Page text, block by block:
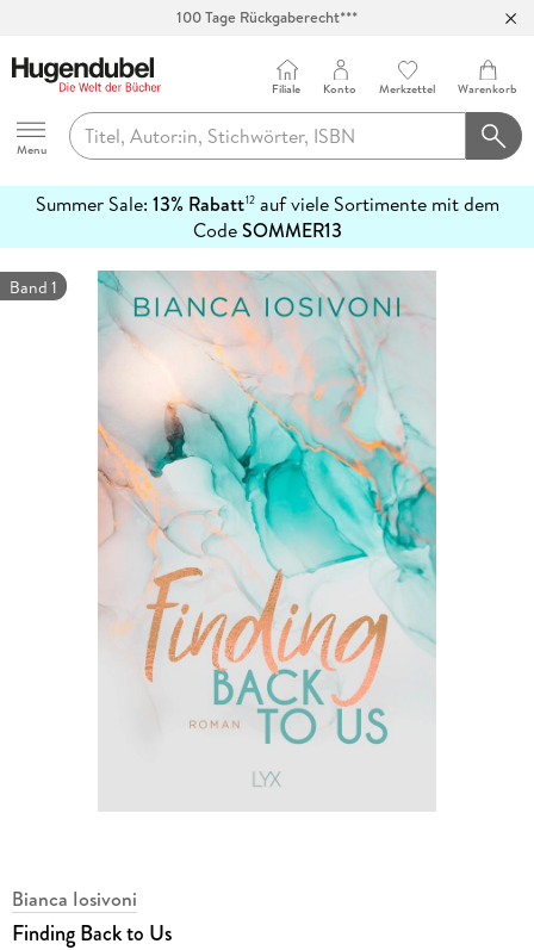
100 Tage Rückgaberecht***
Hugendubel
Menu
Filiale Konto Merkzettel Warenkorb
Summer Sale: 13% Rabatt12auf viele Sortimente mit dem
CodeSOMMER13
erfahren
Band 1
Bianca Iosivoni
Finding Back to Us